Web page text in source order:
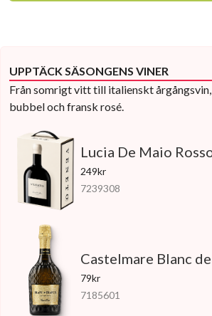
UPPTÄCK SÄSONGENS VINER
Från somrigt vitt till italienskt
bubbel och fransk rosé.
Lucia De Maio
249kr
7239308
Castelmare Blanc
79kr
7185601